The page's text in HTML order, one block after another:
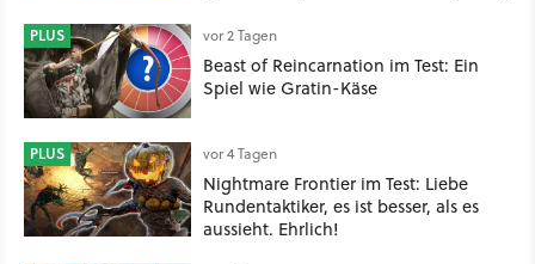
gehört
PLUS vor 2 Tagen
Beast of Reincarnation im Test: Ein
Spiel wie Gratin-Käse
PLUS vor 4 Tagen
Nightmare Frontier im Test: Liebe
Rundentaktiker, es ist besser, als es
aussieht. Ehrlich!